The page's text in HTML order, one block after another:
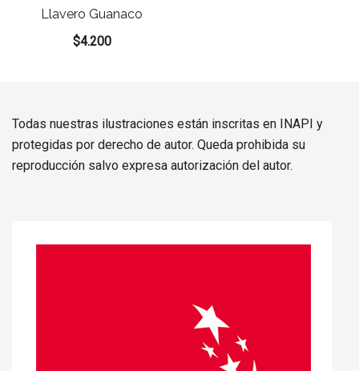
Llavero Guanaco
$4.200
Todas nuestras ilustraciones están inscritas en INAPI y
protegidas por derecho de autor. Queda prohibida su
reproducción salvo expresa autorización del autor.